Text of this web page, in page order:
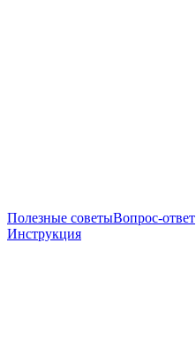
Полезные советыВопрос-ответ
Инструкция